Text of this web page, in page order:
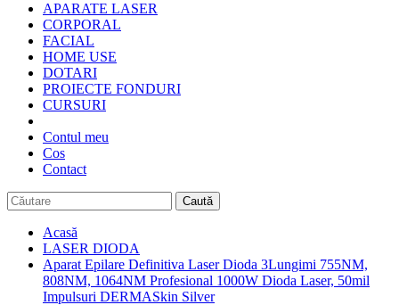
APARATE LASER
CORPORAL
FACIAL
HOME USE
DOTARI
PROIECTE FONDURI
CURSURI
Contul meu
Cos
Contact
Caută
Acasă
LASER DIODA
Aparat Epilare Definitiva Laser Dioda 3Lungimi 755NM,
808NM, 1064NM Profesional 1000W Dioda Laser, 50mil
Impulsuri DERMASkin Silver